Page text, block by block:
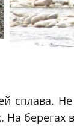
сплава.
На берегах